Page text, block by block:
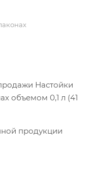
Настойки
объемом 0,1 л (41
продукции